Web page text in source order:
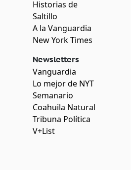
Historias de
Saltillo
A la Vanguardia
New York Times
Newsletters
Vanguardia
Lo mejor de NYT
Semanario
Coahuila Natural
Tribuna Política
V+List